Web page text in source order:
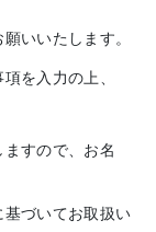
願いいたします。
を入力の上、
すので、お名
づいてお取扱い